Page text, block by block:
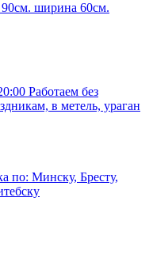
90см. ширина 60см.
Работаем без
в метель, ураган
по: Минску, Бресту,